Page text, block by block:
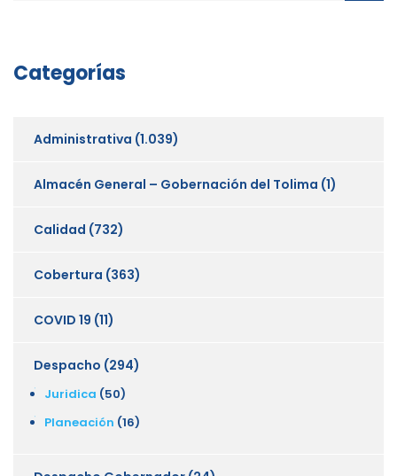
Categorías
Administrativa (1.039)
Almacén General – Gobernación del Tolima (1)
Calidad (732)
Cobertura (363)
COVID 19 (11)
Despacho (294)
Juridica (50)
Planeación (16)